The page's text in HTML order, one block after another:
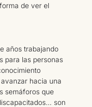
de ver el
años trabajando
para las personas
hacia una
semáforos que
son